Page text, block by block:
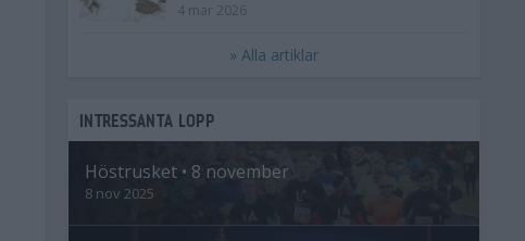
4 mar 2026
» Alla artiklar
INTRESSANTA LOPP
Höstrusket • 8 november
8 nov 2025